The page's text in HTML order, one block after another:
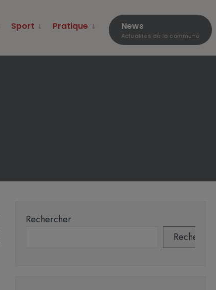
Sport Pratique News
Actualités de la commune
Rechercher